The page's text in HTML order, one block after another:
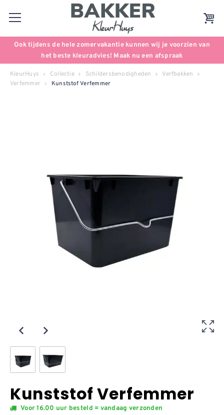
Ook tijdens de hele zomervakantie kunnen wij je voorzien van
het beste kleuradvies! Maak nu een afspraak
KleurHuys Collectie Schildersbenodigheden
Verfbakken
Verfemmer
Kunststof Verfemmer
Kunststof Verfemmer
Voor 16.00 uur besteld = vandaag verzonden